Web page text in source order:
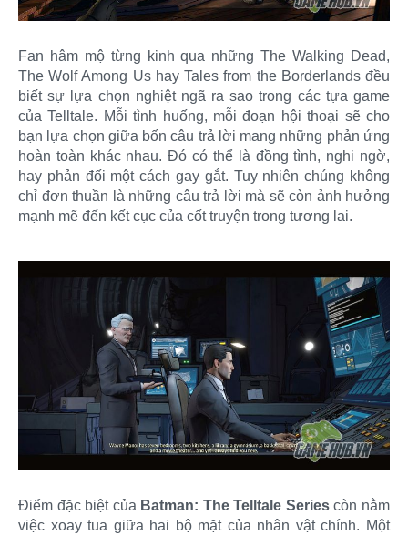
Fan hâm mộ từng kinh qua những The Walking Dead,
The Wolf Among Us hay Tales from the Borderlands đều
biết sự lựa chọn nghiệt ngã ra sao trong các tựa game
của Telltale. Mỗi tình huống, mỗi đoạn hội thoại sẽ cho
bạn lựa chọn giữa bốn câu trả lời mang những phản ứng
hoàn toàn khác nhau. Đó có thể là đồng tình, nghi ngờ,
hay phản đối một cách gay gắt. Tuy nhiên chúng không
chỉ đơn thuần là những câu trả lời mà sẽ còn ảnh hưởng
mạnh mẽ đến kết cục của cốt truyện trong tương lai.
Điểm đặc biệt của Batman: The Telltale Seriescòn nằm
việc xoay tua giữa hai bộ mặt của nhân vật chính. Một